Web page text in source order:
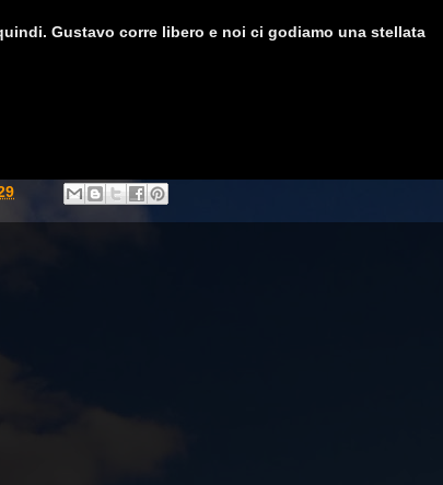
Gustavo corre libero e noi ci godiamo una stellata